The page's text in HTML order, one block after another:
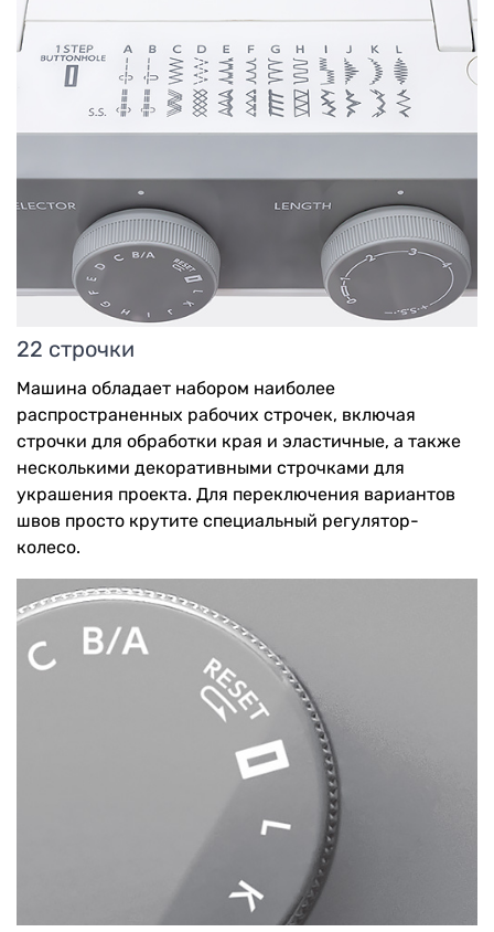
22 строчки
Машина обладает набором наиболее
распространенных рабочих строчек, включая
строчки для обработки края и эластичные, а также
несколькими декоративными строчками для
украшения проекта. Для переключения вариантов
швов просто крутите специальный регулятор-
колесо.